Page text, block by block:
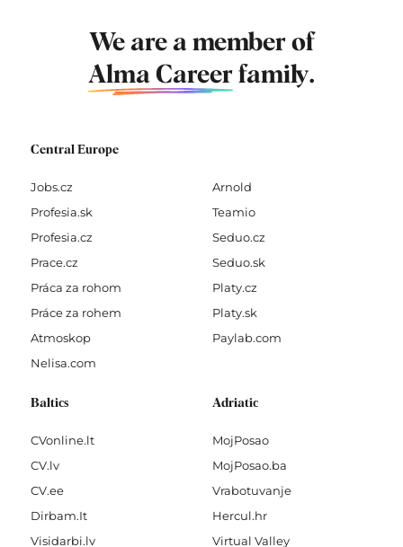
We are a member of
Alma Career family.
Central Europe
Jobs.cz
Profesia.sk
Profesia.cz
Prace.cz
Práca za rohom
Práce za rohem
Atmoskop
Nelisa.com
Arnold
Teamio
Seduo.cz
Seduo.sk
Platy.cz
Platy.sk
Paylab.com
Baltics
CVonline.lt
CV.lv
CV.ee
Dirbam.It
Visidarbi.lv
Adriatic
MojPosao
MojPosao.ba
Vrabotuvanje
Hercul.hr
Virtual Valley